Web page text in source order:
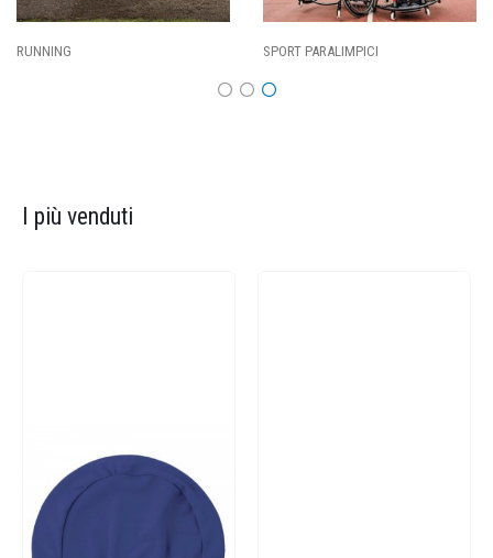
PARALIMPICI CALCIO
I più venduti